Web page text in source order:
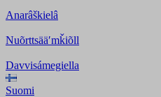
Anarâškielâ
Nuõrttsääʹmǩiõll
Davvisámegiella
Suomi